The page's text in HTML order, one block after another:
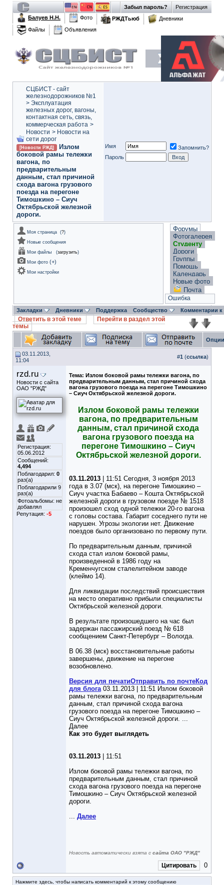
Регистрация
Забыл пароль?
Балуев Н.Н.
Фото РЖДТьюб
Дневники
Файлы
Объявления
СЦБИСТ - сайт
железнодорожников №1
> Эксплуатация
железных дорог, вагоны,
контактная сеть, связь,
коммерческая работа >
Новости > Новости на
сети дорог
[Новости РЖД]
Излом
боковой рамы тележки
вагона, по
предварительным
данным, стал причиной
схода вагона грузового
поезда на перегоне
Тимошкино – Сиуч
Октябрьской железной
дороги.
Имя
Запомнить?
Пароль
Моя страница (?)
Новые сообщения
Мои файлы
(загрузить)
Мои фото (+)
Мои настройки
Форумы
Фотогалерея
Студенту
Дороги
Группы
Помощь
Календарь
Новые фото
Почта
Ошибка
Закладки Дневники Поддержка Сообщество Комментарии
Ответить в этой теме
Перейти в раздел этой
темы
03.11.2013,
11:04
#1 (ссылка)
rzd.ru
Новости с сайта
ОАО "РЖД"
Регистрация:
05.06.2012
Сообщений:
4,494
Поблагодарил: 0
раз(а)
Поблагодарили 9
раз(а)
Фотоальбомы: не
добавлял
Репутация: -5
Тема: Излом боковой рамы тележки вагона, по
предварительным данным, стал причиной схода
вагона грузового поезда на перегоне Тимошкино
– Сиуч Октябрьской железной дороги.
Излом боковой рамы тележки
вагона, по предварительным
данным, стал причиной схода
вагона грузового поезда на
перегоне Тимошкино – Сиуч
Октябрьской железной дороги.
03.11.2013 | 11:51 Сегодня, 3 ноября 2013
года в 3.07 (мск), на перегоне Тимошкино –
Сиуч участка Бабаево – Кошта Октябрьской
железной дороги в грузовом поезде № 1518
произошел сход одной тележки 20-го вагона
с головы состава. Габарит соседнего пути не
нарушен. Угрозы экологии нет. Движение
поездов было организовано по первому пути.
По предварительным данным, причиной
схода стал излом боковой рамы,
произведенной в 1986 году на
Кременчугском сталелитейном заводе
(клеймо 14).
Для ликвидации последствий происшествия
на место оперативно прибыли специалисты
Октябрьской железной дороги.
В результате произошедшего на час был
задержан пассажирский поезд № 618
сообщением Санкт-Петербург – Вологда.
В 06.38 (мск) восстановительные работы
завершены, движение на перегоне
возобновлено.
Версия для печатиОтправить по почтеКод
для блога03.11.2013 | 11:51 Излом боковой
рамы тележки вагона, по предварительным
данным, стал причиной схода вагона
грузового поезда на перегоне Тимошкино –
Сиуч Октябрьской железной дороги. ...
Далее
Как это будет выглядеть
03.11.2013 | 11:51
Излом боковой рамы тележки вагона, по
предварительным данным, стал причиной
схода вагона грузового поезда на перегоне
Тимошкино – Сиуч Октябрьской железной
дороги.
... Далее
Новость автоматически взята с сайта ОАО "РЖД"
Цитировать 0
Нажмите здесь, чтобы написать комментарий к этому сообщению